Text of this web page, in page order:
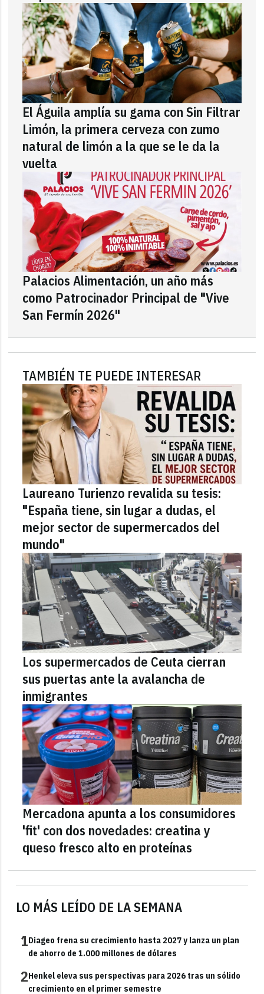
LO MÁS LEÍDO DE LA SEMANA
1Diageo frena su crecimiento hasta 2027 y lanza un plan
de ahorro de 1.000 millones de dólares
2Henkel eleva sus perspectivas para 2026 tras un sólido
crecimiento en el primer semestre
El Águila amplía su gama con Sin Filtrar
Limón, la primera cerveza con zumo
natural de limón a la que se le da la
vuelta
Palacios Alimentación, un año más
como Patrocinador Principal de "Vive
San Fermín 2026"
TAMBIÉN TE PUEDE INTERESAR
Laureano Turienzo revalida su tesis:
"España tiene, sin lugar a dudas, el
mejor sector de supermercados del
mundo"
Los supermercados de Ceuta cierran
sus puertas ante la avalancha de
inmigrantes
Mercadona apunta a los consumidores
'fit' con dos novedades: creatina y
queso fresco alto en proteínas